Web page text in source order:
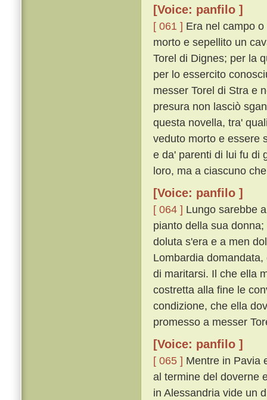
[Voice: panfilo ]
[ 061 ] Era nel campo
morto e sepellito un
Torel di Dignes; per la
per lo essercito
messer Torel di Stra e
presura non lasciò
questa novella, tra'
veduto morto e essere
e da' parenti di lui fu di
loro, ma a ciascuno
[Voice: panfilo ]
[ 064 ] Lungo sarebbe
pianto della sua
doluta s'era e a men
Lombardia
di maritarsi. Il che ella
costretta alla fine le
condizione, che ella
promesso a messer
[Voice: panfilo ]
[ 065 ] Mentre in Pavia
al termine del doverne
in Alessandria vide un